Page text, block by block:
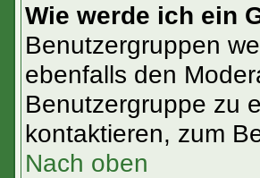
Wie werde ich ein
Benutzergruppen
ebenfalls den
Benutzergruppe zu
kontaktieren, zum
Nach oben